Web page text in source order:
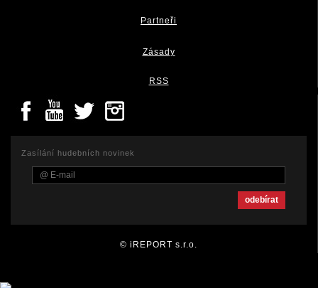
Partneři
Zásady
RSS
Zasílání hudebních novinek
© iREPORT s.r.o.